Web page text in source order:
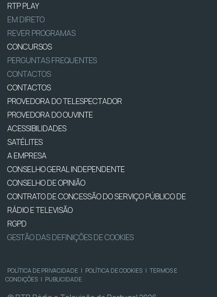
RTP PLAY
EM DIRETO
REVER PROGRAMAS
CONCURSOS
PERGUNTAS FREQUENTES
CONTACTOS
CONTACTOS
PROVEDORA DO TELESPECTADOR
PROVEDORA DO OUVINTE
ACESSIBILIDADES
SATÉLITES
A EMPRESA
CONSELHO GERAL INDEPENDENTE
CONSELHO DE OPINIÃO
CONTRATO DE CONCESSÃO DO SERVIÇO PÚBLICO DE
RÁDIO E TELEVISÃO
RGPD
GESTÃO DAS DEFINIÇÕES DE COOKIES
POLÍTICA DE PRIVACIDADE | POLÍTICA DE COOKIES | TERMOS E
CONDIÇÕES | PUBLICIDADE